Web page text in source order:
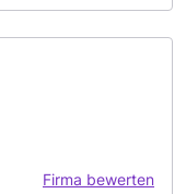
Firma bewerten